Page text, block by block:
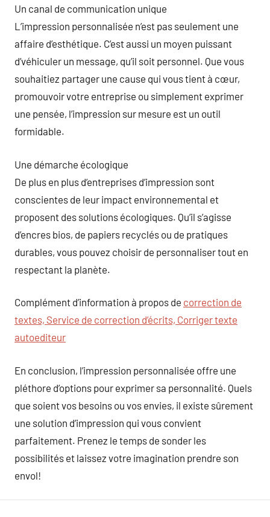
Un canal de communication unique
L’impression personnalisée n’est pas seulement une
affaire d’esthétique. C’est aussi un moyen puissant
d’véhiculer un message, qu’il soit personnel. Que vous
souhaitiez partager une cause qui vous tient à cœur,
promouvoir votre entreprise ou simplement exprimer
une pensée, l’impression sur mesure est un outil
formidable.
Une démarche écologique
De plus en plus d’entreprises d’impression sont
conscientes de leur impact environnemental et
proposent des solutions écologiques. Qu’il s’agisse
d’encres bios, de papiers recyclés ou de pratiques
durables, vous pouvez choisir de personnaliser tout en
respectant la planète.
Complément d’information à propos de correction de
textes, Service de correction d’écrits, Corriger texte
autoediteur
En conclusion, l’impression personnalisée offre une
pléthore d’options pour exprimer sa personnalité. Quels
que soient vos besoins ou vos envies, il existe sûrement
une solution d’impression qui vous convient
parfaitement. Prenez le temps de sonder les
possibilités et laissez votre imagination prendre son
envol!